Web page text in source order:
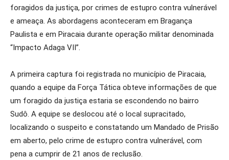
foragidos da justiça, por crimes de estupro contra vulnerável
e ameaça. As abordagens aconteceram em Bragança
Paulista e em Piracaia durante operação militar denominada
“Impacto Adaga VII”.
A primeira captura foi registrada no município de Piracaia,
quando a equipe da Força Tática obteve informações de que
um foragido da justiça estaria se escondendo no bairro
Sudô. A equipe se deslocou até o local supracitado,
localizando o suspeito e constatando um Mandado de Prisão
em aberto, pelo crime de estupro contra vulnerável, com
pena a cumprir de 21 anos de reclusão.